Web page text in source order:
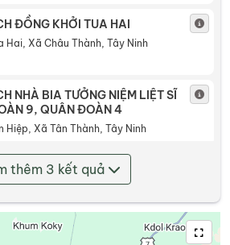
ĐỒNG KHỞI TUA HAI
Hai, Xã Châu Thành, Tây Ninh
NHÀ BIA TƯỞNG NIỆM LIỆT SĨ
9, QUÂN ĐOÀN 4
Hiệp, Xã Tân Thành, Tây Ninh
Ngã Tư Rạch Kiến
Rạch Kiến, Tây Ninh
tích Căn cứ Trung ương Cục miền
thêm 3 kết quả